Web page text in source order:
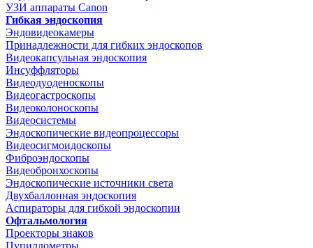
УЗИ аппараты Canon
Гибкая эндоскопия
Эндовидеокамеры
Принадлежности для гибких эндоскопов
Видеокапсульная эндоскопия
Инсуффляторы
Видеодуоденоскопы
Видеогастроскопы
Видеоколоноскопы
Видеосистемы
Эндоскопические видеопроцессоры
Видеосигмоидоскопы
Фиброэндоскопы
Видеобронхоскопы
Эндоскопические источники света
Двухбаллонная эндоскопия
Аспираторы для гибкой эндоскопии
Офтальмология
Проекторы знаков
Пупиллометры